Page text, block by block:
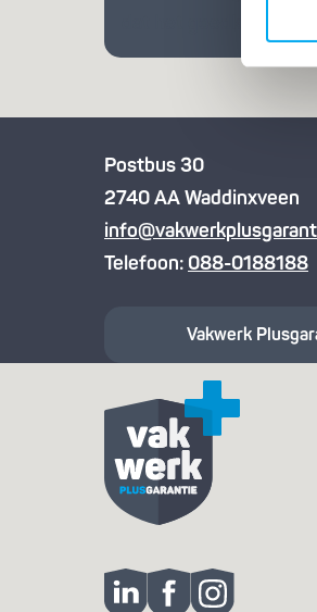
Postbus 30
2740 AA Waddinxveen
Telefoon: 088-0188188
Vakwerk